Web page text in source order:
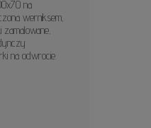
na
werniksem,
zamalowane,
na odwrocie.